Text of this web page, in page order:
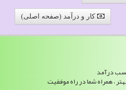
کار و درآمد (صفحه اصلی)
درآمد
، همراه شما در راه موفقیت